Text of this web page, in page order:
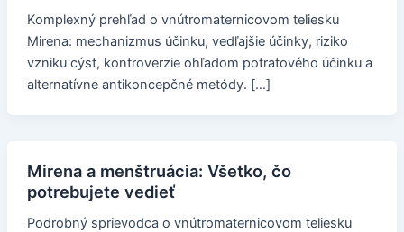
Komplexný prehľad o vnútromaternicovom teliesku
Mirena: mechanizmus účinku, vedľajšie účinky, riziko
vzniku cýst, kontroverzie ohľadom potratového účinku a
alternatívne antikoncepčné metódy. […]
Mirena a menštruácia: Všetko, čo
potrebujete vedieť
Podrobný sprievodca o vnútromaternicovom teliesku